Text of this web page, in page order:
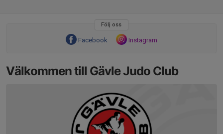
Följ oss
Facebook Instagram
Välkommen till Gävle Judo Club